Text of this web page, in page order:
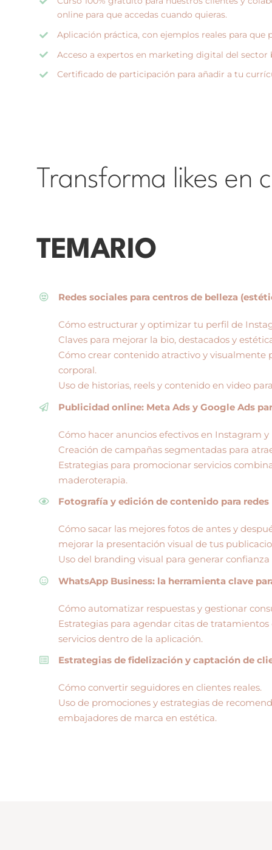
online para que accedas cuando quieras.
Aplicación práctica, con ejemplos reales para
Acceso a expertos en marketing digital del sector
Certificado de participación para añadir a tu
Transforma likes en
TEMARIO
Redes sociales para centros de belleza
Cómo estructurar y optimizar tu perfil de
Claves para mejorar la bio, destacados y
Cómo crear contenido atractivo y
corporal.
Uso de historias, reels y contenido en video
Publicidad online: Meta Ads y Google Ads
Cómo hacer anuncios efectivos en Instagram
Creación de campañas segmentadas para
Estrategias para promocionar servicios
maderoterapia.
Fotografía y edición de contenido para redes
Cómo sacar las mejores fotos de antes y
mejorar la presentación visual de tus
Uso del branding visual para generar
WhatsApp Business: la herramienta clave
Cómo automatizar respuestas y gestionar
Estrategias para agendar citas de
servicios dentro de la aplicación.
Estrategias de fidelización y captación de
Cómo convertir seguidores en clientes reales.
Uso de promociones y estrategias de
embajadores de marca en estética.